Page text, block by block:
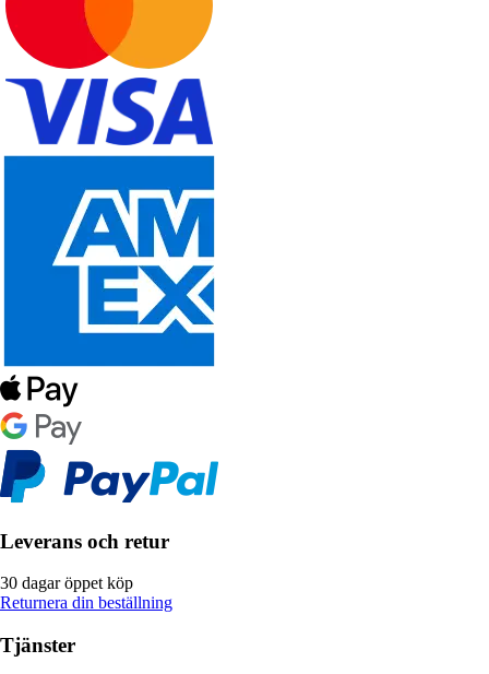
Leverans och retur
30 dagar öppet köp
Returnera din beställning
Tjänster